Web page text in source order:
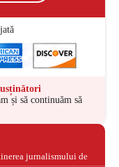
și să continuăm să
jurnalismului de